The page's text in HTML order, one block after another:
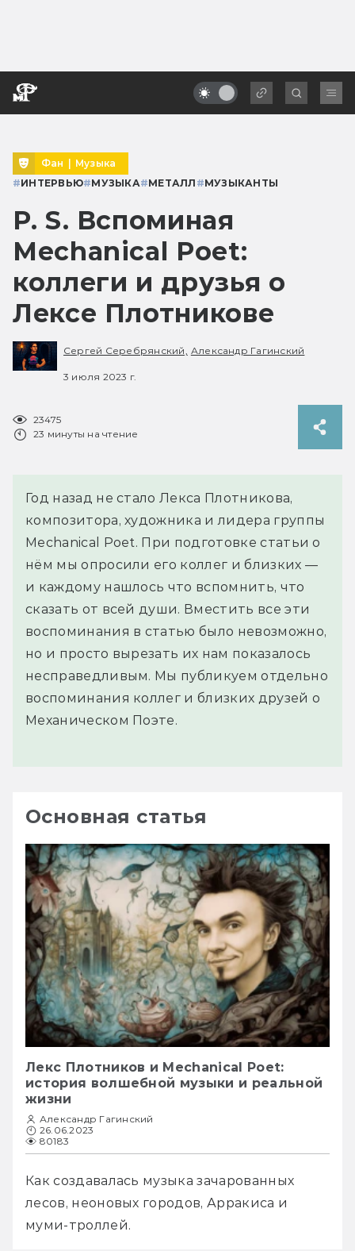
Фан | Музыка
#ИНТЕРВЬЮ#МУЗЫКА#МЕТАЛЛ #МУЗЫКАНТЫ
P. S. Вспоминая
Mechanical Poet:
коллеги и друзья о
Лексе Плотникове
Сергей Серебрянский, Александр Гагинский
3 июля 2023 г.
23475
23 минуты на чтение
Год назад не стало Лекса Плотникова,
композитора, художника и лидера группы
Mechanical Poet. При подготовке статьи о
нём мы опросили его коллег и близких —
и каждому нашлось что вспомнить, что
сказать от всей души. Вместить все эти
воспоминания в статью было невозможно,
но и просто вырезать их нам показалось
несправедливым. Мы публикуем отдельно
воспоминания коллег и близких друзей о
Механическом Поэте.
Основная статья
Лекс Плотников и Mechanical Poet:
история волшебной музыки и реальной
жизни
Александр Гагинский
26.06.2023
80183
Как создавалась музыка зачарованных
лесов, неоновых городов, Арракиса и
муми-троллей.